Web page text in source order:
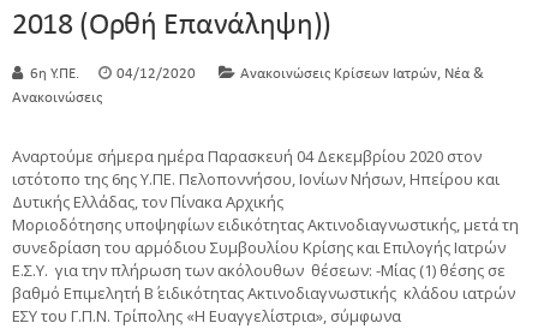
2018 (Ορθή Επανάληψη))
6η Υ.ΠΕ. 04/12/2020 Ανακοινώσεις Κρίσεων Ιατρών Νέα &
Ανακοινώσεις
Αναρτούμε σήμερα ημέρα Παρασκευή 04 Δεκεμβρίου 2020 στον
ιστότοπο της 6ης Υ.ΠΕ. Πελοποννήσου, Ιονίων Νήσων, Ηπείρου και
Δυτικής Ελλάδας, τον Πίνακα Αρχικής
Μοριοδότησης υποψηφίων ειδικότητας Ακτινοδιαγνωστικής, μετά τη
συνεδρίαση του αρμόδιου Συμβουλίου Κρίσης και Επιλογής Ιατρών
Ε.Σ.Υ. για την πλήρωση των ακόλουθων θέσεων: -Μίας (1) θέσης σε
βαθμό Επιμελητή Β΄ ειδικότητας Ακτινοδιαγνωστικής κλάδου ιατρών
ΕΣΥ του Γ.Π.Ν. Τρίπολης «Η Ευαγγελίστρια», σύμφωνα